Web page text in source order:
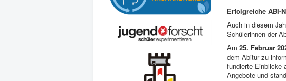
Erfolgreiche ABI-
Auch in diesem
Schülerinnen der
Am 25. Februar
dem Abitur zu
fundierte Einblicke
Angebote und